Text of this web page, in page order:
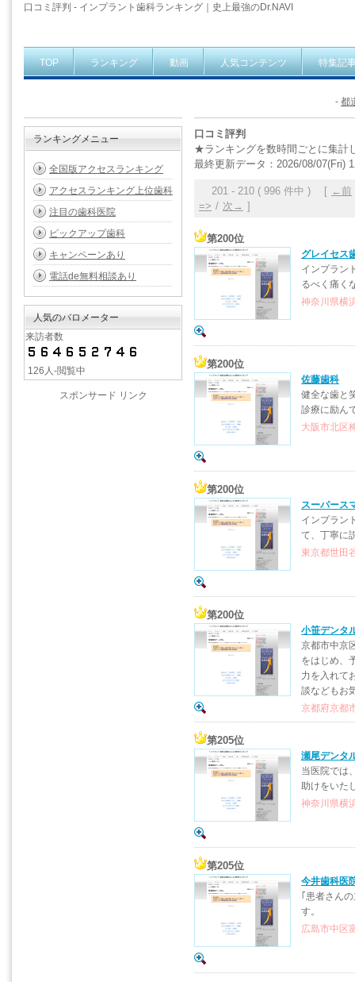
口コミ評判 - インプラント歯科ランキング｜史上最強のDr.NAVI
TOP ランキング 動画 人気コンテンツ 特集記
- 都
口コミ評判
★ランキングを数時間ごとに集計
最終更新データ：2026/08/07(Fri)
201 - 210 ( 996 件中 ) [ ←前
=> / 次→ ]
第200位
グレイセス
インプラン
るべく痛く
神奈川県横
第200位
佐藤歯科
健全な歯と
診療に励ん
大阪市北区
第200位
スーパース
インプラン
て、丁寧に
東京都世田
第200位
小笹デンタ
京都市中京
をはじめ、
力を入れて
談などもお
京都府京都
第205位
瀬尾デンタ
当医院では
助けをいた
神奈川県横
第205位
今井歯科医
｢患者さん
す。
広島市中区
ランキングメニュー
全国版アクセスランキング
アクセスランキング上位歯科
注目の歯科医院
ピックアップ歯科
キャンペーンあり
電話de無料相談あり
人気のバロメーター
来訪者数
126人-閲覧中
スポンサード リンク